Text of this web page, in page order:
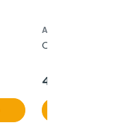
ARAFARMA
Carticure Plus,
42,95 €